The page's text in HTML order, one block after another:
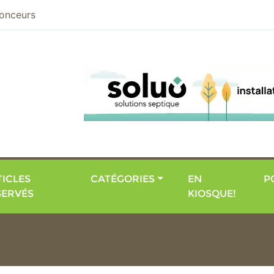
CATÉGORIES
EN
KIOSQUE!